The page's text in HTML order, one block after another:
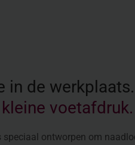
in de werkplaats.
voetafdruk.
speciaal ontworpen om